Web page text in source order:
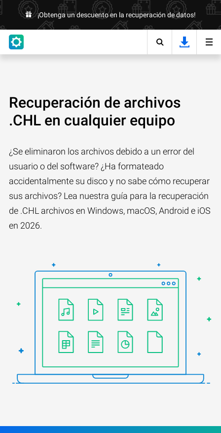
¡Obtenga un descuento en la recuperación de datos!
Recuperación de archivos
.CHL en cualquier equipo
¿Se eliminaron los archivos debido a un error del
usuario o del software? ¿Ha formateado
accidentalmente su disco y no sabe cómo recuperar
sus archivos? Lea nuestra guía para la recuperación
de .CHL archivos en Windows, macOS, Android e iOS
en 2026.